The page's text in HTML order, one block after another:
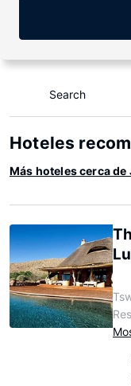
Search
Hoteles
Más hoteles cerca